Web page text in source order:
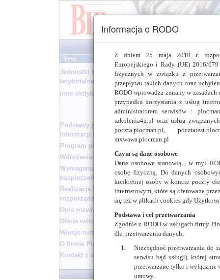
Jednostki samorządu
terytorialnego
Inne instytucje
Podstawy prawne Biuletynu
Informacji Publicznej
Program pilotażowy
Wdrożenia wzorcowe
Wymagania w zakresie
bezpieczeństwa serwisu BIP
Realizacja wymogów
rozporządzenia
Opis rozwiązania
Oferta wdrożenia
Wersje testowe biuletynu
O firmie Plocman
Kontakt z nami
W ramach prac
Starostwo
Urząd Gminy
Ich wybór był
ułatwić pracę
pracownicy
następnie
do Ustawy oraz
przyjaznego dla
prawnych.
Informacja o RODO
Z dniem 25 maja 2018 r.
Europejskiego i Rady (UE) 2016/
fizycznych w związku z
przepływu takich danych oraz
RODO wprowadza zmiany w
przypadku korzystania z usług
administratorem serwisów :
szkolenia4u.pl oraz usług
poczta.plocman.pl,
mxwawa.plocman.pl
Czym są dane osobowe
Dane osobowe stanowią , w myl
osobę fizyczną. Do danych
konkretnej osoby w koncie poczty
internetowym, które są oferowane
się też w plikach cookies gdy
Podstawa i cel przetwarzania
Zgodnie z RODO w usługach firmy
dla przetwarzania danych:
Niezbędnoć przetwarzania do
serwisu bąd usługi), której
przetwarzane tylko i wyłącznie
umowy.